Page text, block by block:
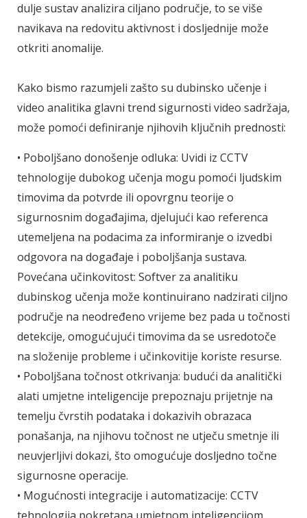
dulje sustav analizira ciljano područje, to se više
navikava na redovitu aktivnost i dosljednije može
otkriti anomalije.
Kako bismo razumjeli zašto su dubinsko učenje i
video analitika glavni trend sigurnosti video sadržaja,
može pomoći definiranje njihovih ključnih prednosti:
• Poboljšano donošenje odluka: Uvidi iz CCTV
tehnologije dubokog učenja mogu pomoći ljudskim
timovima da potvrde ili opovrgnu teorije o
sigurnosnim događajima, djelujući kao referenca
utemeljena na podacima za informiranje o izvedbi
odgovora na događaje i poboljšanja sustava.
Povećana učinkovitost: Softver za analitiku
dubinskog učenja može kontinuirano nadzirati ciljno
područje na neodređeno vrijeme bez pada u točnosti
detekcije, omogućujući timovima da se usredotoče
na složenije probleme i učinkovitije koriste resurse.
• Poboljšana točnost otkrivanja: budući da analitički
alati umjetne inteligencije prepoznaju prijetnje na
temelju čvrstih podataka i dokazivih obrazaca
ponašanja, na njihovu točnost ne utječu smetnje ili
neuvjerljivi dokazi, što omogućuje dosljedno točne
sigurnosne operacije.
• Mogućnosti integracije i automatizacije: CCTV